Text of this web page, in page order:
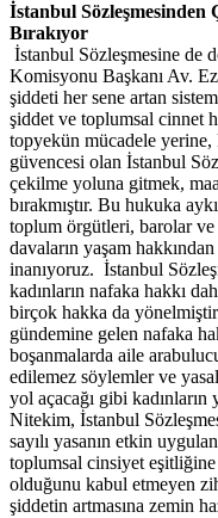
İstanbul Sözleşmesinden
Bırakıyor
İstanbul Sözleşmesine de
Komisyonu Başkanı Av.
şiddeti her sene artan
şiddet ve toplumsal cinnet
topyekün mücadele yerine,
güvencesi olan İstanbul
çekilme yoluna gitmek,
bırakmıştır. Bu hukuka
toplum örgütleri, barolar
davaların yaşam
inanıyoruz. İstanbul
kadınların nafaka hakkı
birçok hakka da
gündemine gelen nafaka
boşanmalarda aile
edilemez söylemler ve
yol açacağı gibi kadınların
Nitekim, İstanbul
sayılı yasanın etkin
toplumsal cinsiyet eşitliğine
olduğunu kabul etmeyen
şiddetin artmasına zemin